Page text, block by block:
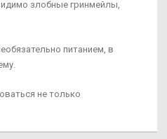
злобные гринмейлы,
питанием, в
не только